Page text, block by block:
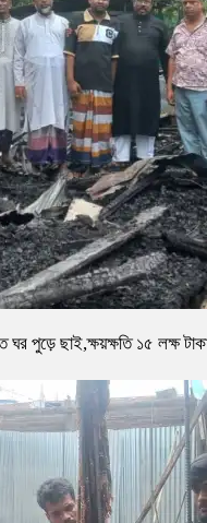
পুড়ে ছাই,ক্ষয়ক্ষতি ১৫ লক্ষ